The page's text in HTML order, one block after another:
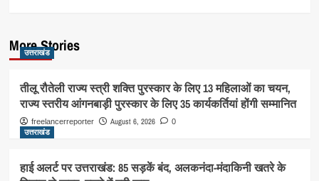
More Stories
उत्तराखंड
तीलू रौतेली राज्य स्त्री शक्ति पुरस्कार के लिए 13 महिलाओं का चयन,
राज्य स्तरीय आंगनबाड़ी पुरस्कार के लिए 35 कार्यकर्तियां होंगी सम्मानित
freelancerreporter August 6, 2026 0
उत्तराखंड
हाई अलर्ट पर उत्तराखंड: 85 सड़कें बंद, अलकनंदा-मंदाकिनी खतरे के